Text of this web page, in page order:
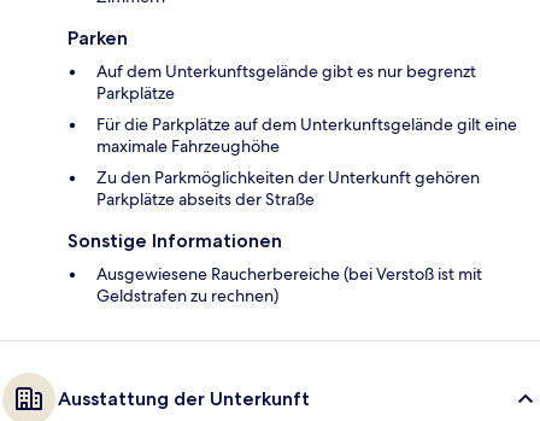
Parken
Auf dem Unterkunftsgelände gibt es nur begrenzt
Parkplätze
Für die Parkplätze auf dem Unterkunftsgelände gilt eine
maximale Fahrzeughöhe
Zu den Parkmöglichkeiten der Unterkunft gehören
Parkplätze abseits der Straße
Sonstige Informationen
Ausgewiesene Raucherbereiche (bei Verstoß ist mit
Geldstrafen zu rechnen)
Ausstattung der Unterkunft